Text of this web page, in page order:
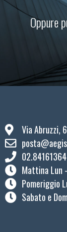
Oppure
Via Abruzzi,
02.84161364
Mattina Lun
Pomeriggio
Sabato e